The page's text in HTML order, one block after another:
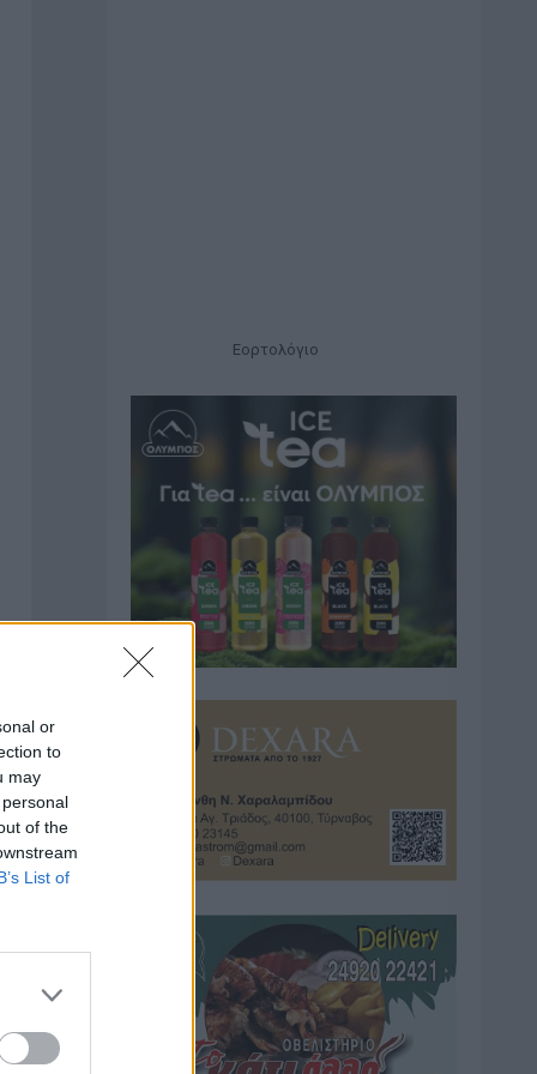
or
to
may
of the
List of
Εορτολόγιο